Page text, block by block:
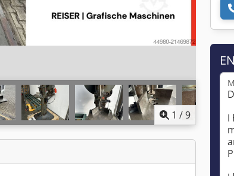
1 /9